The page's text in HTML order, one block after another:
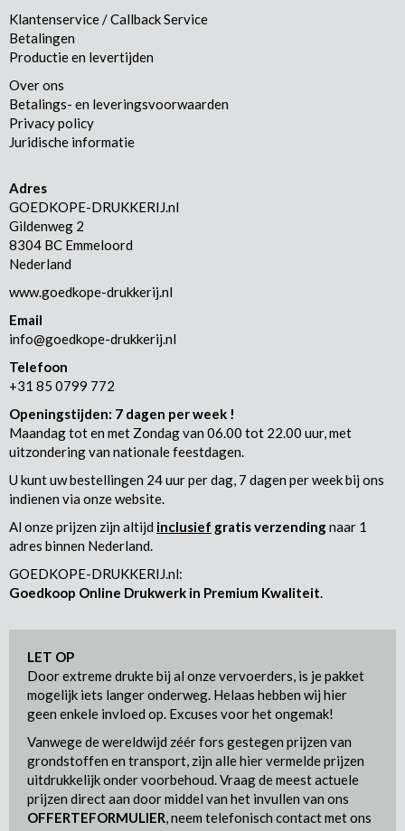
Klantenservice / Callback Service
Betalingen
Productie en levertijden
Over ons
Betalings- en leveringsvoorwaarden
Privacy policy
Juridische informatie
Adres
GOEDKOPE-DRUKKERIJ.nl
Gildenweg 2
8304 BC Emmeloord
Nederland
www.goedkope-drukkerij.nl
Email
info@goedkope-drukkerij.nl
Telefoon
+31 85 0799 772
Openingstijden: 7 dagen per week !
Maandag tot en met Zondag van 06.00 tot 22.00 uur, met
uitzondering van nationale feestdagen.
U kunt uw bestellingen 24 uur per dag, 7 dagen per week bij ons
indienen via onze website.
Al onze prijzen zijn altijd inclusief gratis verzendingnaar 1
adres binnen Nederland.
GOEDKOPE-DRUKKERIJ.nl:
Goedkoop Online Drukwerk in Premium Kwaliteit.
LET OP
Door extreme drukte bij al onze vervoerders, is je pakket
mogelijk iets langer onderweg. Helaas hebben wij hier
geen enkele invloed op. Excuses voor het ongemak!
Vanwege de wereldwijd zéér fors gestegen prijzen van
grondstoffen en transport, zijn alle hier vermelde prijzen
uitdrukkelijk onder voorbehoud. Vraag de meest actuele
prijzen direct aan door middel van het invullen van ons
OFFERTEFORMULIER, neem telefonisch contact met ons